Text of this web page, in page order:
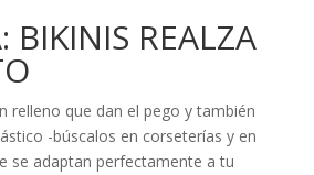
BIKINIS REALZA
relleno que dan el pego y también
-búscalos en corseterías y en
se adaptan perfectamente a tu